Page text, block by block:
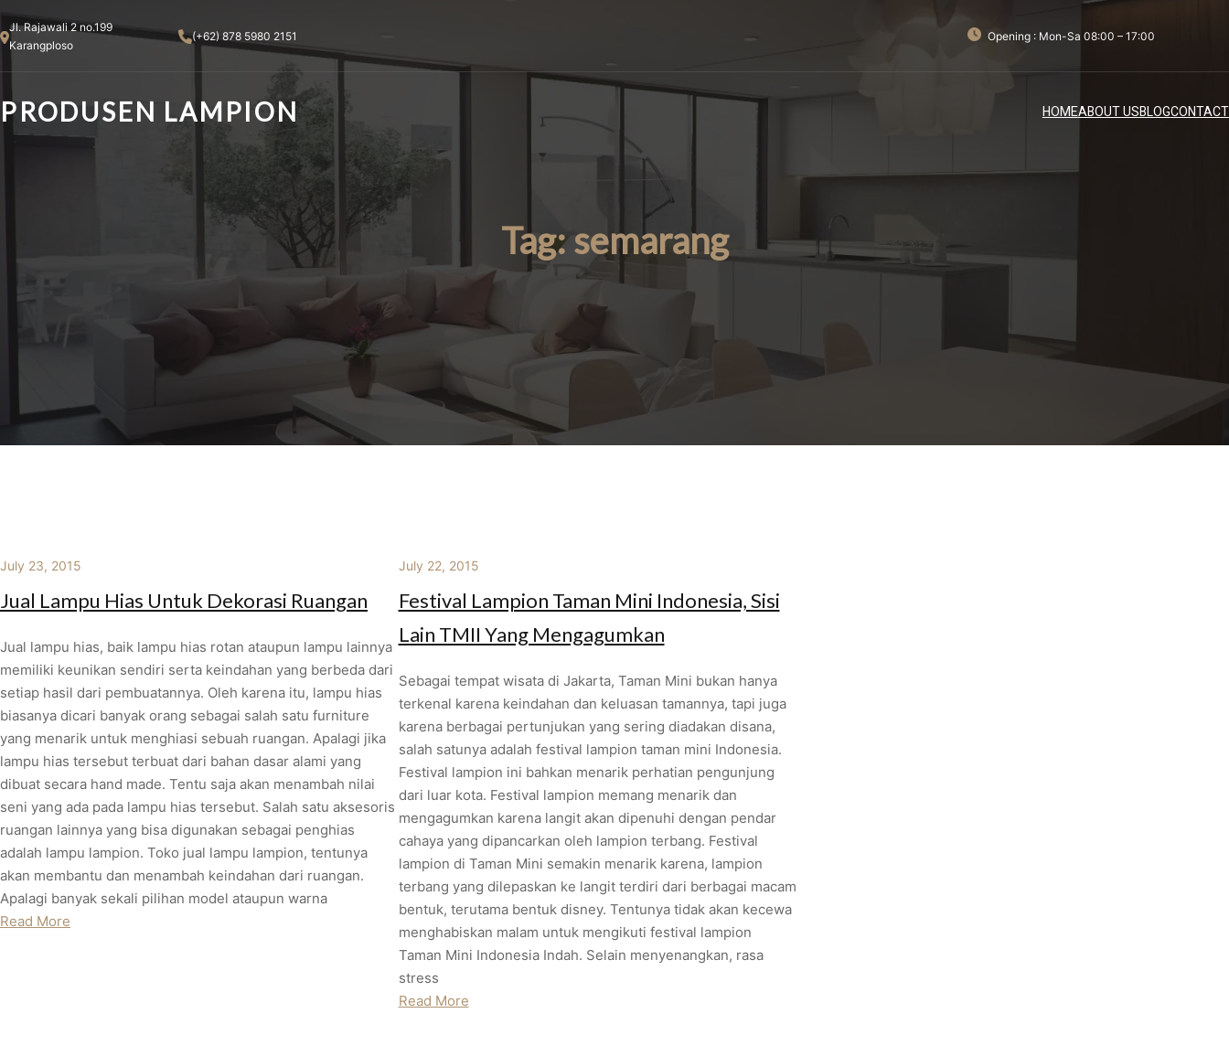
to
content
Jl. Rajawali 2 no.199
Karangploso
(+62) 878 5980 2151 Opening : Mon-Sa 08:00 – 17:00
PRODUSEN LAMPION HOMEABOUT USBLOGCONTACT
Tag:semarang
July 23, 2015
Jual Lampu Hias Untuk Dekorasi Ruangan
Jual lampu hias, baik lampu hias rotan ataupun lampu lainnya
memiliki keunikan sendiri serta keindahan yang berbeda dari
setiap hasil dari pembuatannya. Oleh karena itu, lampu hias
biasanya dicari banyak orang sebagai salah satu furniture
yang menarik untuk menghiasi sebuah ruangan. Apalagi jika
lampu hias tersebut terbuat dari bahan dasar alami yang
dibuat secara hand made. Tentu saja akan menambah nilai
seni yang ada pada lampu hias tersebut. Salah satu aksesoris
ruangan lainnya yang bisa digunakan sebagai penghias
adalah lampu lampion. Toko jual lampu lampion, tentunya
akan membantu dan menambah keindahan dari ruangan.
Apalagi banyak sekali pilihan model ataupun warna
Read More
July 22, 2015
Festival Lampion Taman Mini Indonesia, Sisi
Lain TMII Yang Mengagumkan
Sebagai tempat wisata di Jakarta, Taman Mini bukan hanya
terkenal karena keindahan dan keluasan tamannya, tapi juga
karena berbagai pertunjukan yang sering diadakan disana,
salah satunya adalah festival lampion taman mini Indonesia.
Festival lampion ini bahkan menarik perhatian pengunjung
dari luar kota. Festival lampion memang menarik dan
mengagumkan karena langit akan dipenuhi dengan pendar
cahaya yang dipancarkan oleh lampion terbang. Festival
lampion di Taman Mini semakin menarik karena, lampion
terbang yang dilepaskan ke langit terdiri dari berbagai macam
bentuk, terutama bentuk disney. Tentunya tidak akan kecewa
menghabiskan malam untuk mengikuti festival lampion
Taman Mini Indonesia Indah. Selain menyenangkan, rasa
stress
Read More